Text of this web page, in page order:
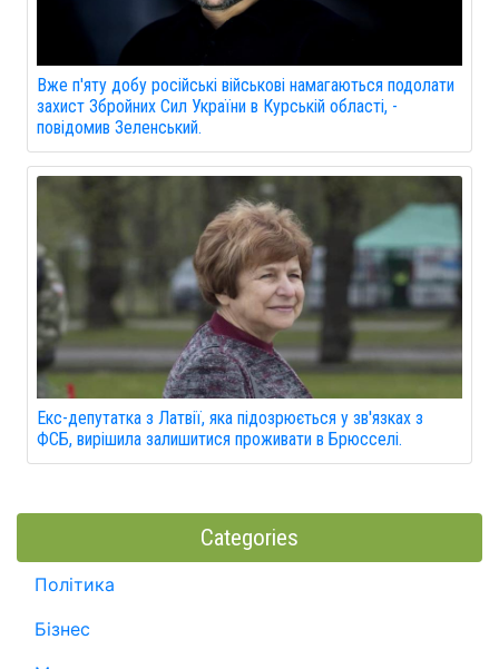
Вже п'яту добу російські військові намагаються подолати
захист Збройних Сил України в Курській області, -
повідомив Зеленський.
Екс-депутатка з Латвії, яка підозрюється у зв'язках з
ФСБ, вирішила залишитися проживати в Брюсселі.
Categories
Політика
Бізнес